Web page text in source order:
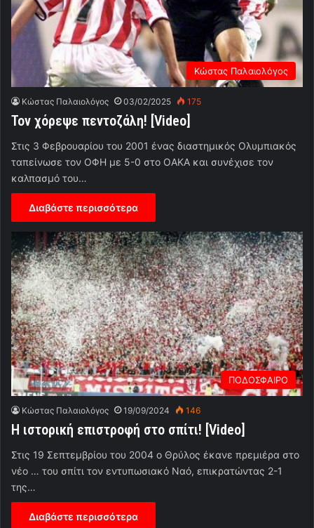
Κώστας Παλαιολόγος
Κώστας Παλαιολόγος 03/02/2025 175
Τον χόρεψε πεντοζάλη! [Video]
Στις 3 Φεβρουαρίου του 2001 ένας διαστημικός Ολυμπιακός
ταπείνωσε τον ΟΦΗ με 5-0 στο ΟΑΚΑ και συνέχισε τον
καλπασμό του…
Διαβάστε περισσότερα
ΠΟΔΟΣΦΑΙΡΟ
Κώστας Παλαιολόγος 19/09/2024 146
Η ιστορική επιστροφή στο σπίτι! [Video]
Στις 19 Σεπτεμβρίου του 2004 ο Θρύλος έκανε πρεμιέρα στο
νέο … του σπίτι τον εντυπωσιακό Ναό, επικρατώντας 2-1
της…
Διαβάστε περισσότερα